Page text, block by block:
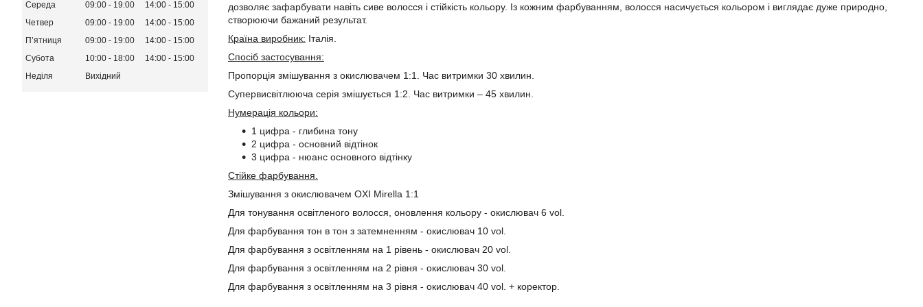
дозволяє зафарбувати навіть сиве волосся і стійкість кольору. Із кожним фарбуванням, волосся насичується кольором і виглядає дуже природно,
створюючи бажаний результат.
Країна виробник: Італія.
Спосіб застосування:
Пропорція змішування з окислювачем 1:1. Час витримки 30 хвилин.
Супервисвітлююча серія змішується 1:2. Час витримки – 45 хвилин.
Нумерація кольори:
1 цифра - глибина тону
2 цифра - основний відтінок
3 цифра - нюанс основного відтінку
Стійке фарбування.
Змішування з окислювачем OXI Mirella 1:1
Для тонування освітленого волосся, оновлення кольору - окислювач 6 vol.
Для фарбування тон в тон з затемненням - окислювач 10 vol.
Для фарбування з освітленням на 1 рівень - окислювач 20 vol.
Для фарбування з освітленням на 2 рівня - окислювач 30 vol.
Для фарбування з освітленням на 3 рівня - окислювач 40 vol. + коректор.
Середа 09:00 19:00 14:00
15:00
Четвер
09:00 19:00 14:00
15:00
Пʼятниця
09:00 19:00 14:00
15:00
Субота
10:00 18:00 14:00
15:00
Неділя
Вихідний